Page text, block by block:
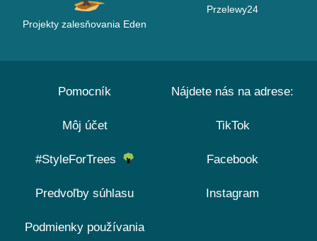
Projekty zalesňovania Eden
Przelewy24
Pomocník
Môj účet
#StyleForTrees
Predvoľby súhlasu
Podmienky používania
Nájdete nás na adrese:
TikTok
Facebook
Instagram